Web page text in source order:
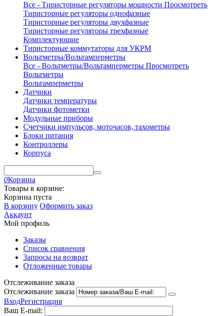
Все - Тиристорные регуляторы мощности Просмотреть
Тиристорные регуляторы однофазные
Тиристорные регуляторы двухфазные
Тиристорные регуляторы трехфазные
Комплектующие
Тиристорные коммутаторы для УКРМ
Вольтметры/Вольтамперметры
Все - Вольтметры/Вольтамперметры Просмотреть
Вольтметры
Вольтамперметры
Датчики
Датчики температуры
Датчики фотометки
Модульные приборы
Счетчики импульсов, моточасов, тахометры
Блоки питания
Контроллеры
Корпуса
0Корзина
Товары в корзине:
Корзина пуста
В корзину Оформить заказ
Аккаунт
Мой профиль
Заказы
Список сравнения
Запросы на возврат
Отложенные товары
Отслеживание заказа
Отслеживание заказа
ВходРегистрация
Ваш E-mail: